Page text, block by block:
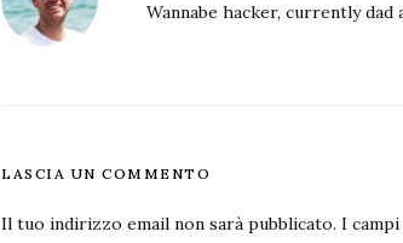
Wannabe hacker, currently
LASCIA UN COMMENTO
Il tuo indirizzo email non sarà pubblicato. I